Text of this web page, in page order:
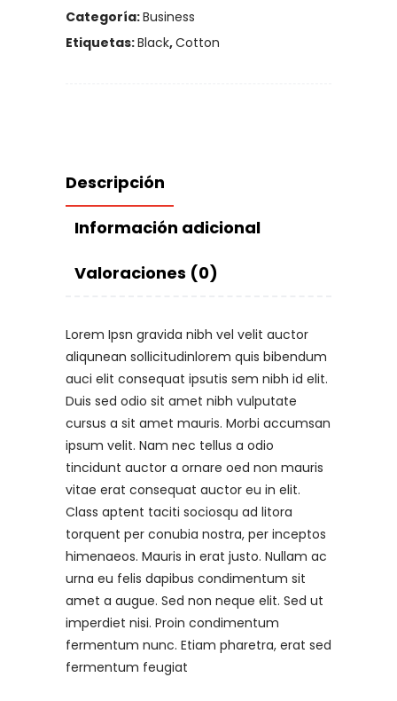
Categoría:Business
Etiquetas:Black,Cotton
Descripción
Información adicional
Valoraciones (0)
Lorem Ipsn gravida nibh vel velit auctor
aliqunean sollicitudinlorem quis bibendum
auci elit consequat ipsutis sem nibh id elit.
Duis sed odio sit amet nibh vulputate
cursus a sit amet mauris. Morbi accumsan
ipsum velit. Nam nec tellus a odio
tincidunt auctor a ornare oed non mauris
vitae erat consequat auctor eu in elit.
Class aptent taciti sociosqu ad litora
torquent per conubia nostra, per inceptos
himenaeos. Mauris in erat justo. Nullam ac
urna eu felis dapibus condimentum sit
amet a augue. Sed non neque elit. Sed ut
imperdiet nisi. Proin condimentum
fermentum nunc. Etiam pharetra, erat sed
fermentum feugiat